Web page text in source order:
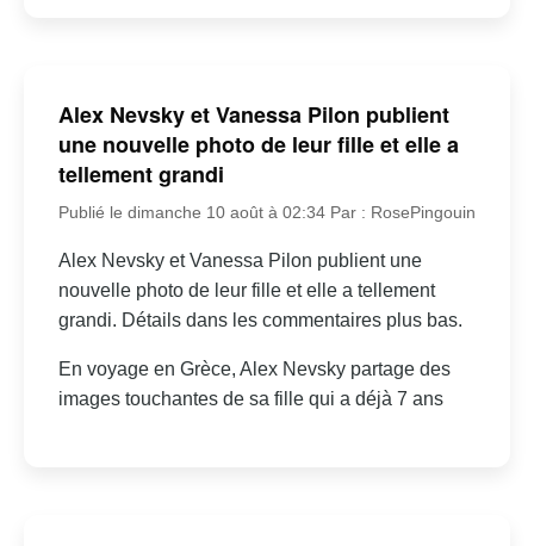
Alex Nevsky et Vanessa Pilon publient
une nouvelle photo de leur fille et elle a
tellement grandi
Publié le dimanche 10 août à 02:34 Par : RosePingouin
Alex Nevsky et Vanessa Pilon publient une
nouvelle photo de leur fille et elle a tellement
grandi. Détails dans les commentaires plus bas.
En voyage en Grèce, Alex Nevsky partage des
images touchantes de sa fille qui a déjà 7 ans